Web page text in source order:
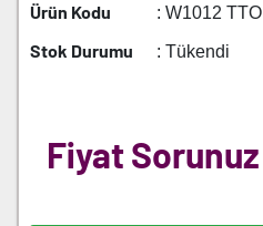
Ürün Kodu
: W1012 TTO
Stok Durumu : Tükendi
Fiyat Sorunuz